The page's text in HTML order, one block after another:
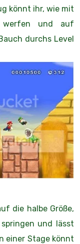
könnt ihr, wie mit
werfen und auf
durchs Level
die halbe Größe,
und lässt
einer Stage könnt